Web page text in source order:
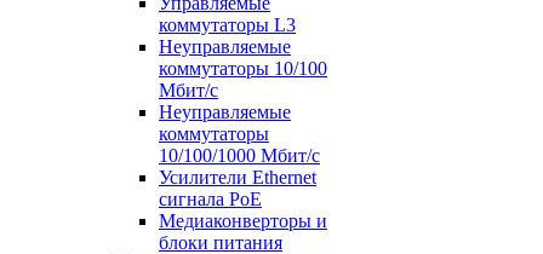
коммутаторы L3
Неуправляемые
коммутаторы 10/100
Мбит/с
Неуправляемые
коммутаторы
10/100/1000 Мбит/с
Усилители Ethernet
сигнала PoE
Медиаконверторы и
блоки питания